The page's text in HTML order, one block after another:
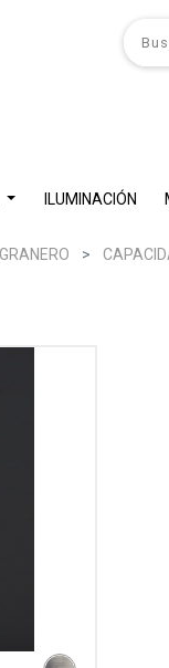
ILUMINACIÓN